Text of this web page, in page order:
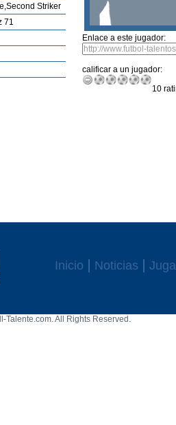
Striker
71
Enlace a este jugador:
calificar a un jugador:
10
Inicio Noticias
All Rights Reserved.